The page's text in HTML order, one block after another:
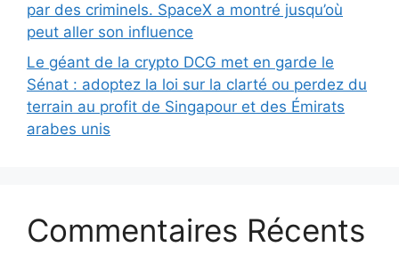
par des criminels. SpaceX a montré jusqu’où
peut aller son influence
Le géant de la crypto DCG met en garde le
Sénat : adoptez la loi sur la clarté ou perdez du
terrain au profit de Singapour et des Émirats
arabes unis
Commentaires Récents